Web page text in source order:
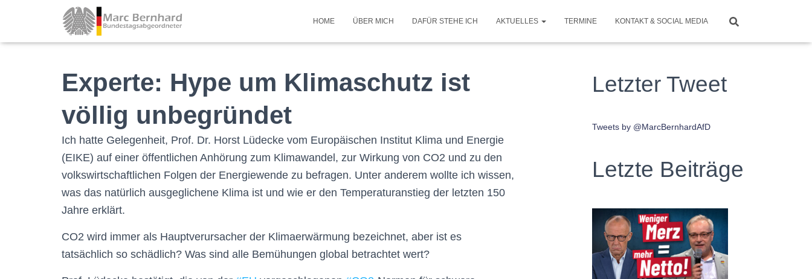
HOME ÜBER MICH DAFÜR STEHE ICH AKTUELLES TERMINE KONTAKT & SOCIAL MEDIA
Experte: Hype um Klimaschutz ist
völlig unbegründet
Ich hatte Gelegenheit, Prof. Dr. Horst Lüdecke vom Europäischen Institut Klima und Energie
(EIKE) auf einer öffentlichen Anhörung zum Klimawandel, zur Wirkung von CO2 und zu den
volkswirtschaftlichen Folgen der Energiewende zu befragen. Unter anderem wollte ich wissen,
was das natürlich ausgeglichene Klima ist und wie er den Temperaturanstieg der letzten 150
Jahre erklärt.
CO2 wird immer als Hauptverursacher der Klimaerwärmung bezeichnet, aber ist es
tatsächlich so schädlich? Was sind alle Bemühungen global betrachtet wert?
Letzter Tweet
Tweets by @MarcBernhardAfD
Letzte Beiträge